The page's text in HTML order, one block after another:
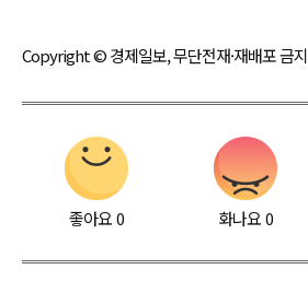
Copyright © 경제일보, 무단전재·재배포 금지
좋아요0 화나요0